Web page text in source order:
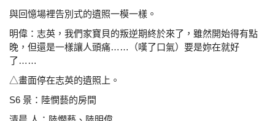
與回憶場裡告別式的遺照一模一樣。
明偉：志英，我們家寶貝的叛逆期終於來了，雖然開始得有點
晚，但還是一樣讓人頭痛……（嘆了口氣）要是妳在就好
了……
△畫面停在志英的遺照上。
S6 景：陸憫藝的房間